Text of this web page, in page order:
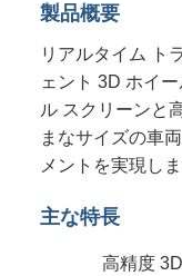
製品概要
リアルタイム ト
ェント 3D ホイ
ル スクリーンと
まなサイズの車
メントを実現しま
主な特長
高精度